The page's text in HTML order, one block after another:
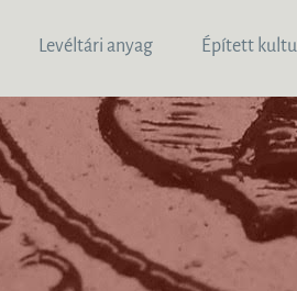
Levéltári anyag Épített